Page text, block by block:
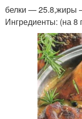
белки — 25.8,жиры
Ингредиенты: (на 8